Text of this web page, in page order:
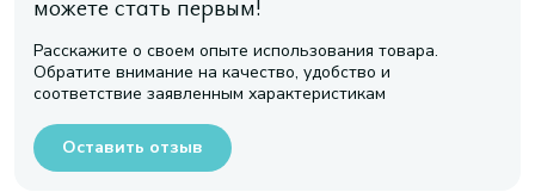
можете стать первым!
Расскажите о своем опыте использования товара.
Обратите внимание на качество, удобство и
соответствие заявленным характеристикам
Оставить отзыв